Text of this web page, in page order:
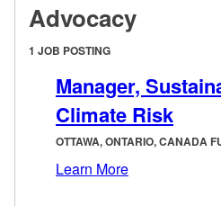
Advocacy
1 JOB POSTING
Manager,
Climate Risk
OTTAWA, ONTARIO, CANADA
Learn More